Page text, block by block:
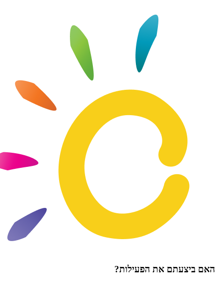
את הפעילות?